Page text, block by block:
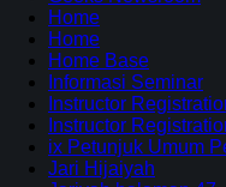
Home
Home
Home Base
Informasi Seminar
Instructor
Instructor
ix Petunjuk Umum
Jari Hijaiyah